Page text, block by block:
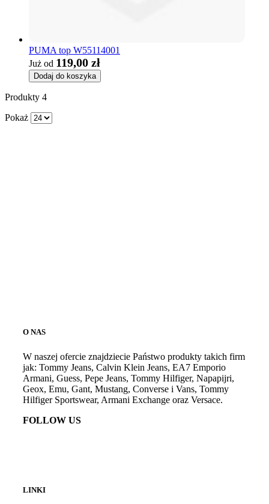
PUMA top W55114001
Już od 119,00 zł
Dodaj do koszyka
Produkty 4
Pokaż
O NAS
W naszej ofercie znajdziecie Państwo produkty takich firm
jak: Tommy Jeans, Calvin Klein Jeans, EA7 Emporio
Armani, Guess, Pepe Jeans, Tommy Hilfiger, Napapijri,
Geox, Emu, Gant, Mustang, Converse i Vans, Tommy
Hilfiger Sportswear, Armani Exchange oraz Versace.
FOLLOW US
LINKI